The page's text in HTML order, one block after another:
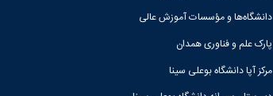
دانشگاه‌ها و مؤسسات آموزش عالی
پارک علم و فناوری همدان
مرکز آپا دانشگاه بوعلی سینا